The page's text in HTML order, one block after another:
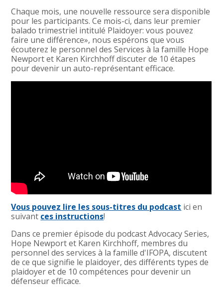
Chaque mois, une nouvelle ressource sera disponible
pour les participants. Ce mois-ci, dans leur premier
balado trimestriel intitulé Plaidoyer: vous pouvez
faire une différence», nous espérons que vous
écouterez le personnel des Services à la famille Hope
Newport et Karen Kirchhoff discuter de 10 étapes
pour devenir un auto-représentant efficace.
Vous pouvez lire les sous-titres du podcast ici en
suivant ces instructions!
Dans ce premier épisode du podcast Advocacy Series,
Hope Newport et Karen Kirchhoff, membres du
personnel des services à la famille d'IFOPA, discutent
de ce que signifie le plaidoyer, des différents types de
plaidoyer et de 10 compétences pour devenir un
défenseur efficace.